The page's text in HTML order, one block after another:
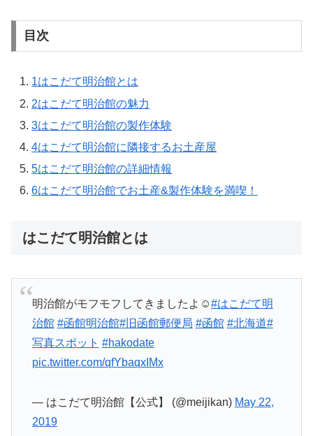
目次
1はこだて明治館とは
2はこだて明治館の魅力
3はこだて明治館の製作体験
4はこだて明治館に隣接するお土産屋
5はこだて明治館の詳細情報
6はこだて明治館でお土産&製作体験を満喫！
はこだて明治館とは
明治館がモフモフしてきましたよ☺️#はこだて明
治館 #函館明治館#旧函館郵便局 #函館 #北海道#
写真スポット #hakodate
pic.twitter.com/qfYbaqxIMx
— はこだて明治館【公式】 (@meijikan) May 22,
2019